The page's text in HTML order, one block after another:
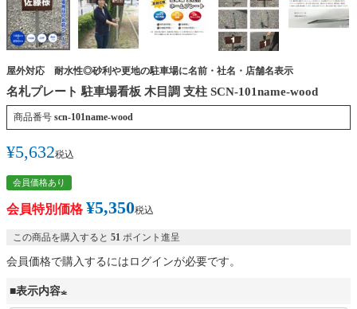
屋外対応 耐水性◎砂利や更地の駐車場に名前・社名・店舗名表示
名札プレート 駐車場看板 木目調 支柱 SCN-101name-wood
商品番号 scn-101name-wood
¥5,632税込
会員価格あり
会員特別価格 ¥5,350税込
この商品を購入すると 51 ポイント進呈
会員価格で購入するにはログインが必要です。
■表示内容